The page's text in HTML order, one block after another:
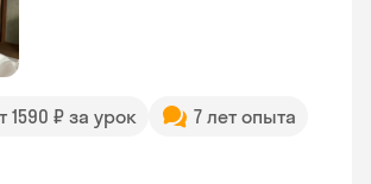
1590 ₽ за урок
7 лет опыта